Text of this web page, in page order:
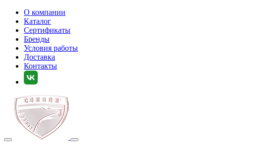
О компании
Каталог
Сертификаты
Бренды
Условия работы
Доставка
Контакты